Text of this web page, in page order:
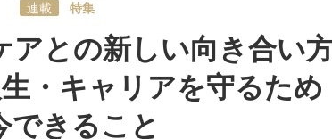
連載 特集
アとの新しい向き合い
・キャリアを守るため
できること